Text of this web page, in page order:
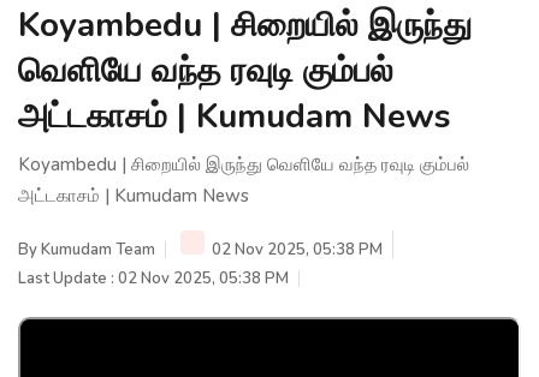
Koyambedu | சிறையில் இருந்து
வெளியே வந்த ரவுடி கும்பல்
அட்டகாசம் | Kumudam News
Koyambedu | சிறையில் இருந்து வெளியே வந்த ரவுடி கும்பல்
அட்டகாசம் | Kumudam News
ByKumudam Team
02 Nov 2025, 05:38 PM
Last Update : 02 Nov 2025, 05:38 PM